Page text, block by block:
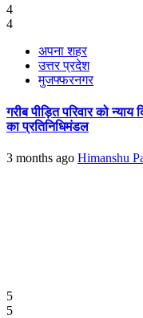
4
4
अपना शहर
उत्तर प्रदेश
मुजफ्फरनगर
गरीब पीड़ित परिवार को
का प्रतिनिधिमंडल
3 months ago Himanshu
5
5